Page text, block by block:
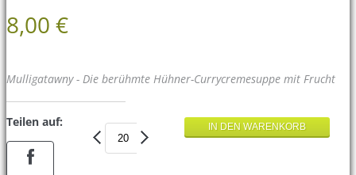
8,00 €
Mulligatawny - Die berühmte Hühner-Currycremesuppe mit Frucht
Teilen auf: